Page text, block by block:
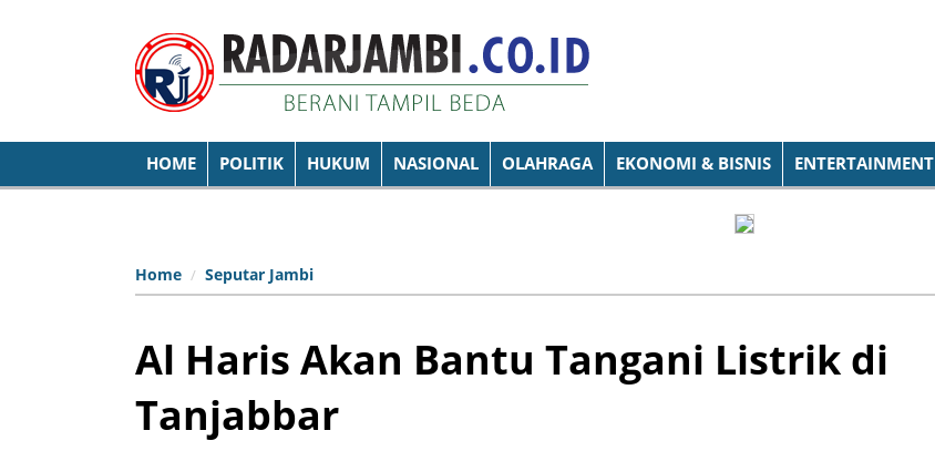
HOME POLITIK HUKUM NASIONAL OLAHRAGA EKONOMI & BISNIS ENTERTAINMENT
Home Seputar Jambi
Al Haris Akan Bantu Tangani Listrik di
Tanjabbar